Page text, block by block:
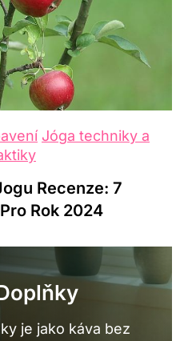
Jóga techniky a
5 Bezpečných
je jako káva bez